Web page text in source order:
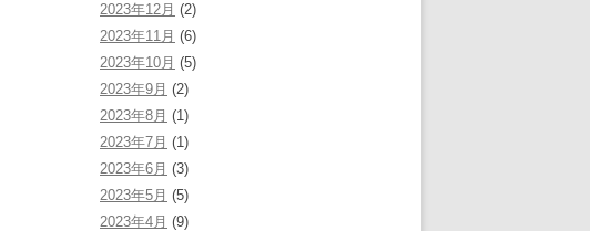
2023年12月 (2)
2023年11月 (6)
2023年10月 (5)
2023年9月 (2)
2023年8月 (1)
2023年7月 (1)
2023年6月 (3)
2023年5月 (5)
2023年4月 (9)